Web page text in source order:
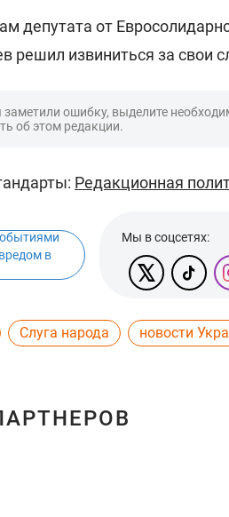
депутата от
решил извиниться за свои
заметили ошибку, выделите
об этом редакции.
Редакционная
в
Мы в соцсетях:
Слуга народа новости